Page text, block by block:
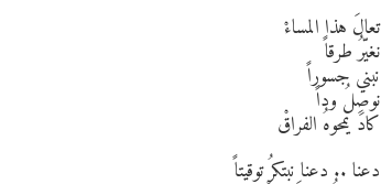
تعالَ هذا المساءْ
نغيّرُ طرقاً
نبني جسوراً
نوصِلُ وداً
كادَ يمحوهُ الفراقْ
دعنا .. دعنا نبتكرُ توقيتاً